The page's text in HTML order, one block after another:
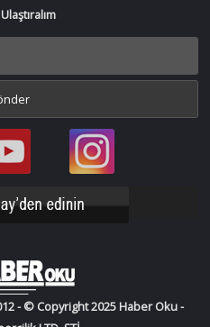
Bir
Bir
Haber
Instagram
- © Copyright 2025 Haber Oku -